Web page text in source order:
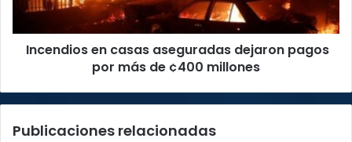
más
de
¢400Incendios en casas aseguradas dejaron pagos
por más de ¢400 millones
Publicaciones relacionadas